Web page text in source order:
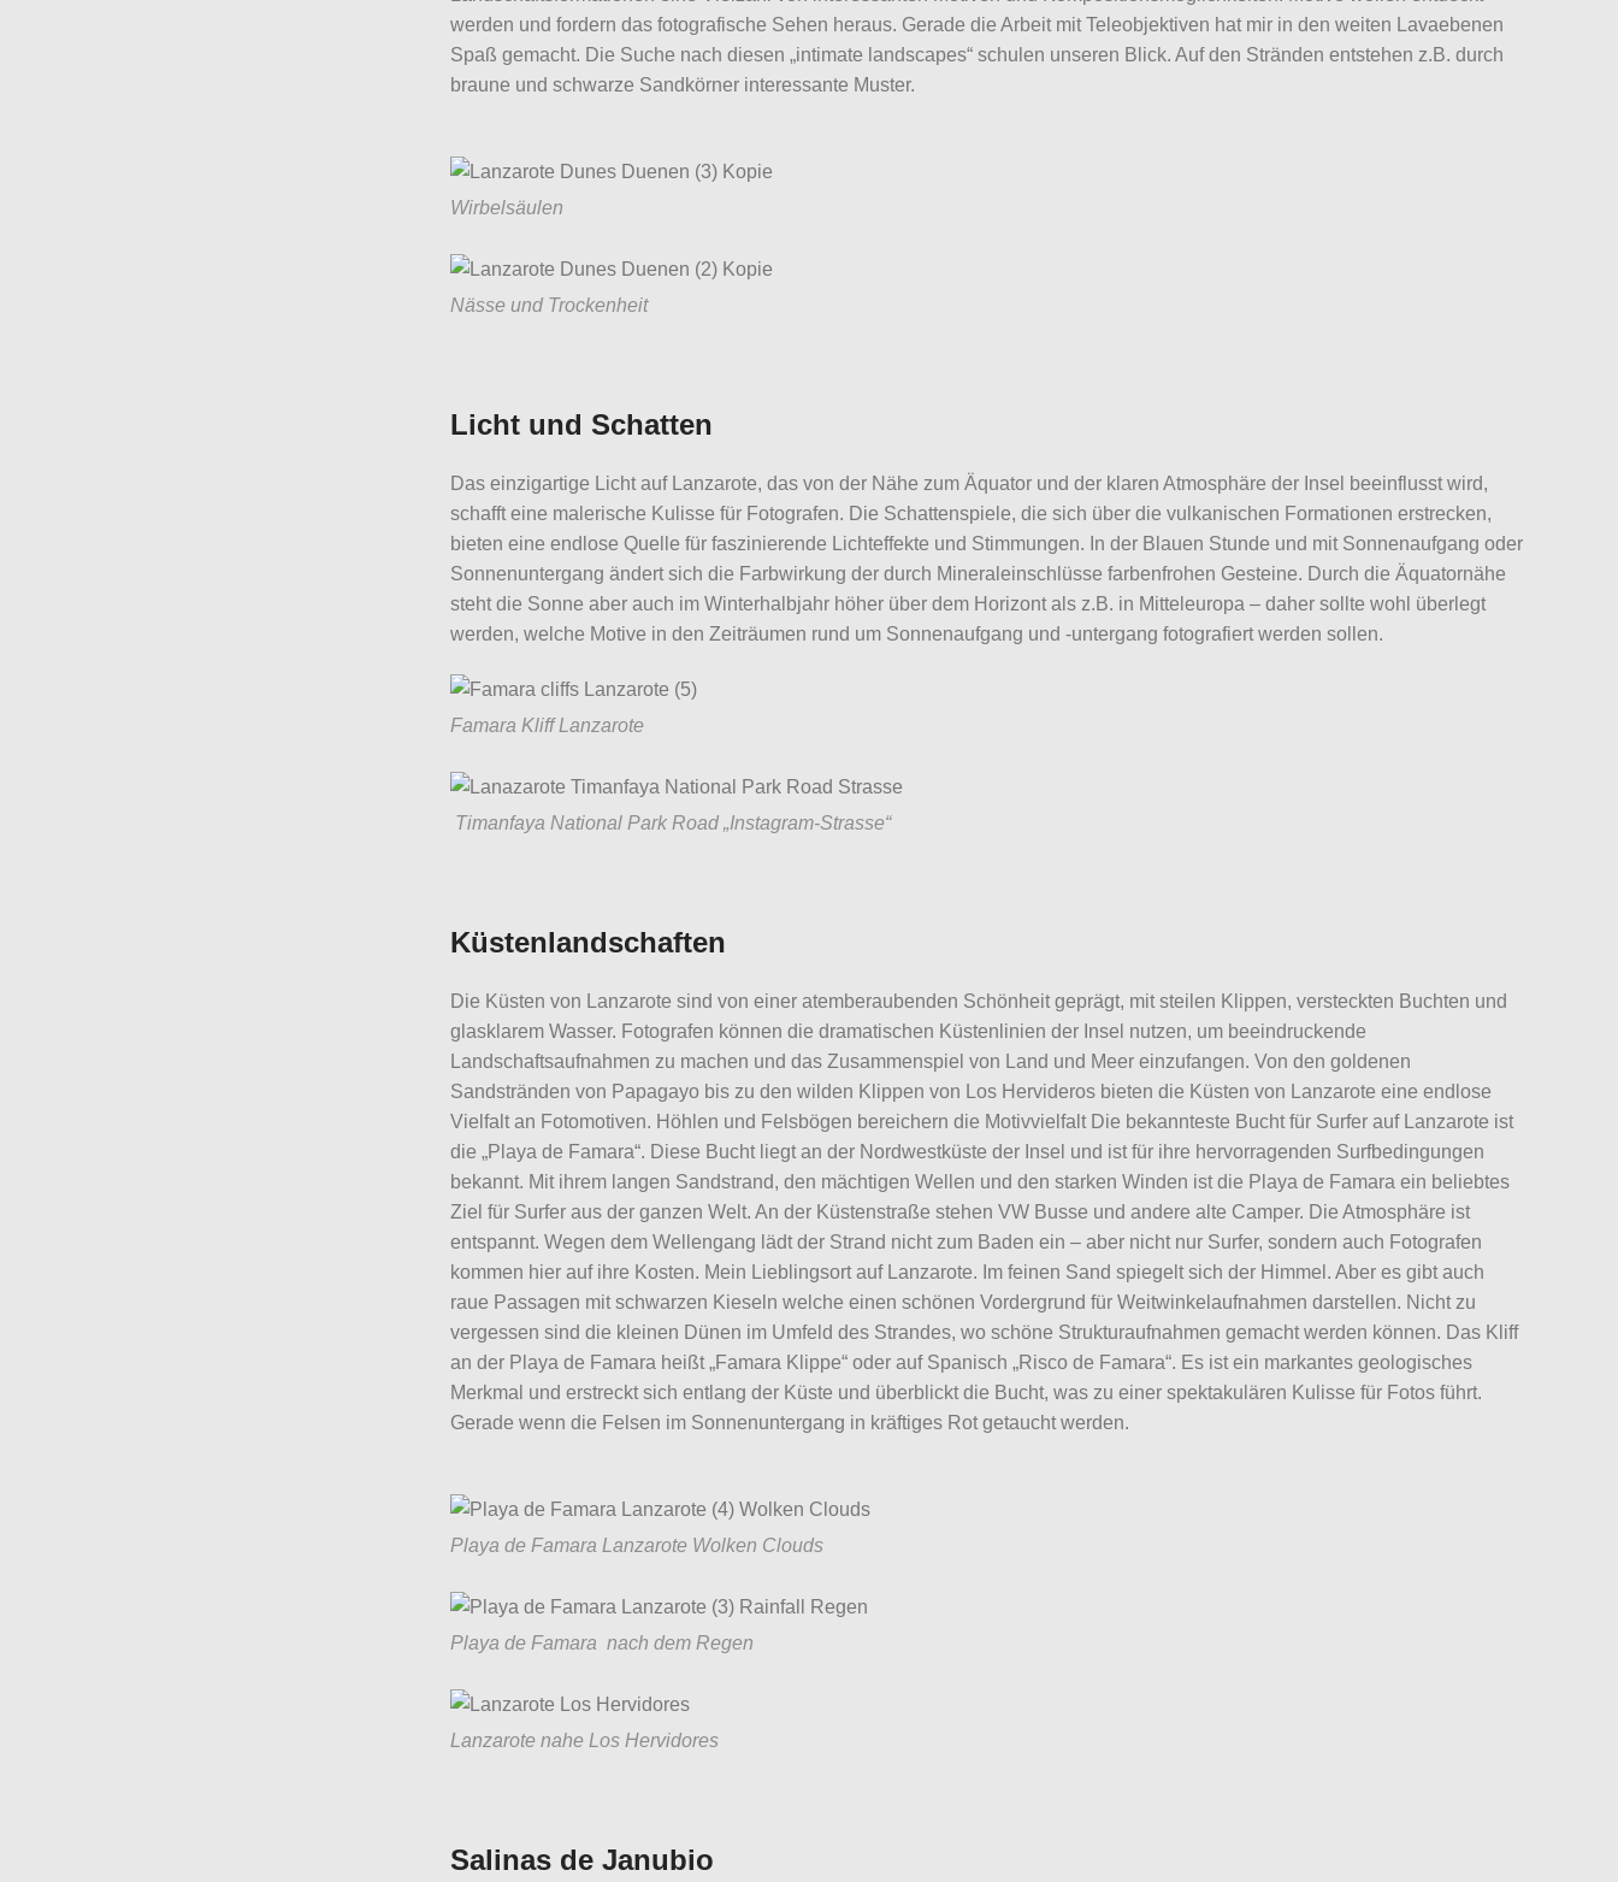
werden und fordern das fotografische Sehen heraus. Gerade die Arbeit mit Teleobjektiven hat mir in den weiten Lavaebenen
Spaß gemacht. Die Suche nach diesen „intimate landscapes“ schulen unseren Blick. Auf den Stränden entstehen z.B. durch
braune und schwarze Sandkörner interessante Muster.
Wirbelsäulen
Nässe und Trockenheit
Licht und Schatten
Das einzigartige Licht auf Lanzarote, das von der Nähe zum Äquator und der klaren Atmosphäre der Insel beeinflusst wird,
schafft eine malerische Kulisse für Fotografen. Die Schattenspiele, die sich über die vulkanischen Formationen erstrecken,
bieten eine endlose Quelle für faszinierende Lichteffekte und Stimmungen. In der Blauen Stunde und mit Sonnenaufgang oder
Sonnenuntergang ändert sich die Farbwirkung der durch Mineraleinschlüsse farbenfrohen Gesteine. Durch die Äquatornähe
steht die Sonne aber auch im Winterhalbjahr höher über dem Horizont als z.B. in Mitteleuropa – daher sollte wohl überlegt
werden, welche Motive in den Zeiträumen rund um Sonnenaufgang und -untergang fotografiert werden sollen.
Famara Kliff Lanzarote
Timanfaya National Park Road „Instagram-Strasse“
Küstenlandschaften
Die Küsten von Lanzarote sind von einer atemberaubenden Schönheit geprägt, mit steilen Klippen, versteckten Buchten und
glasklarem Wasser. Fotografen können die dramatischen Küstenlinien der Insel nutzen, um beeindruckende
Landschaftsaufnahmen zu machen und das Zusammenspiel von Land und Meer einzufangen. Von den goldenen
Sandstränden von Papagayo bis zu den wilden Klippen von Los Hervideros bieten die Küsten von Lanzarote eine endlose
Vielfalt an Fotomotiven. Höhlen und Felsbögen bereichern die Motivvielfalt Die bekannteste Bucht für Surfer auf Lanzarote ist
die „Playa de Famara“. Diese Bucht liegt an der Nordwestküste der Insel und ist für ihre hervorragenden Surfbedingungen
bekannt. Mit ihrem langen Sandstrand, den mächtigen Wellen und den starken Winden ist die Playa de Famara ein beliebtes
Ziel für Surfer aus der ganzen Welt. An der Küstenstraße stehen VW Busse und andere alte Camper. Die Atmosphäre ist
entspannt. Wegen dem Wellengang lädt der Strand nicht zum Baden ein – aber nicht nur Surfer, sondern auch Fotografen
kommen hier auf ihre Kosten. Mein Lieblingsort auf Lanzarote. Im feinen Sand spiegelt sich der Himmel. Aber es gibt auch
raue Passagen mit schwarzen Kieseln welche einen schönen Vordergrund für Weitwinkelaufnahmen darstellen. Nicht zu
vergessen sind die kleinen Dünen im Umfeld des Strandes, wo schöne Strukturaufnahmen gemacht werden können. Das Kliff
an der Playa de Famara heißt „Famara Klippe“ oder auf Spanisch „Risco de Famara“. Es ist ein markantes geologisches
Merkmal und erstreckt sich entlang der Küste und überblickt die Bucht, was zu einer spektakulären Kulisse für Fotos führt.
Gerade wenn die Felsen im Sonnenuntergang in kräftiges Rot getaucht werden.
Playa de Famara Lanzarote Wolken Clouds
Playa de Famara nach dem Regen
Lanzarote nahe Los Hervidores
Salinas de Janubio